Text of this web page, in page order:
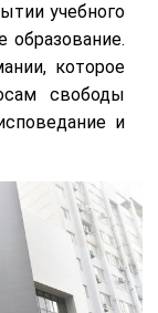
учебного
образование.
которое
свободы
и